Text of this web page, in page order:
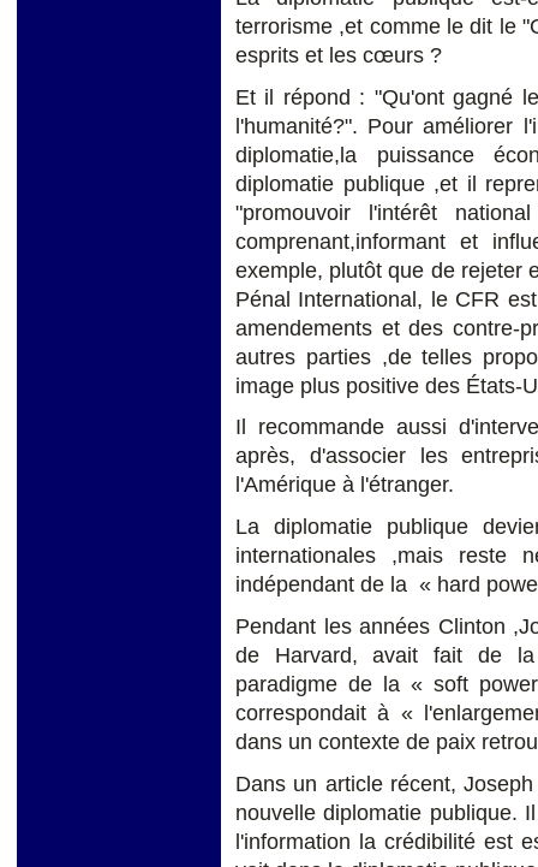
terrorisme ,et comme le dit le
esprits et les cœurs ?
Et il répond : "Qu'ont gagné
l'humanité?". Pour améliorer
diplomatie,la puissance
diplomatie publique ,et il
"promouvoir l'intérêt
comprenant,informant et
exemple, plutôt que de rejeter
Pénal International, le CFR
amendements et des contre-
autres parties ,de telles
image plus positive des États-
Il recommande aussi
après, d'associer les
l'Amérique à l'étranger.
La diplomatie publique
internationales ,mais reste
indépendant de la « hard
Pendant les années Clinton
de Harvard, avait fait de
paradigme de la « soft
correspondait à «
dans un contexte de paix
Dans un article récent,
nouvelle diplomatie publique.
l'information la crédibilité est